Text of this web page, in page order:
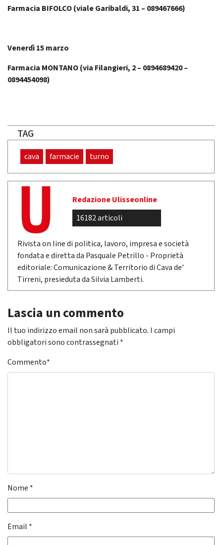
Farmacia BIFOLCO (viale Garibaldi, 31 – 089467666)
Venerdì 15 marzo
Farmacia MONTANO (via Filangieri, 2 – 0894689420 –
0894454098)
TAG
cava farmacie turno
Redazione Ulisseonline
16182 articoli
Rivista on line di politica, lavoro, impresa e società
fondata e diretta da Pasquale Petrillo - Proprietà
editoriale: Comunicazione & Territorio di Cava de'
Tirreni, presieduta da Silvia Lamberti.
Lascia un commento
Il tuo indirizzo email non sarà pubblicato. I campi
obbligatori sono contrassegnati *
Commento*
Nome *
Email *